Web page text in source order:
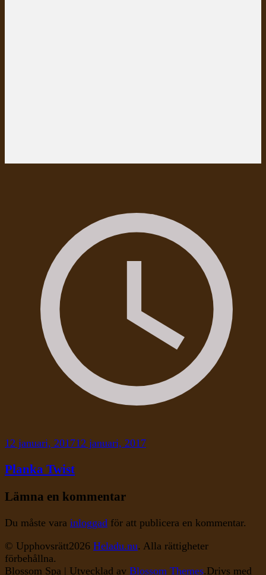
12 januari, 201712 januari, 2017
Planka Twist
Lämna en kommentar
Du måste vara inloggad för att publicera en kommentar.
© Upphovsrätt2026 Heladu.nu. Alla rättigheter
förbehållna.
Blossom Spa | Utvecklad av Blossom Themes.Drivs med